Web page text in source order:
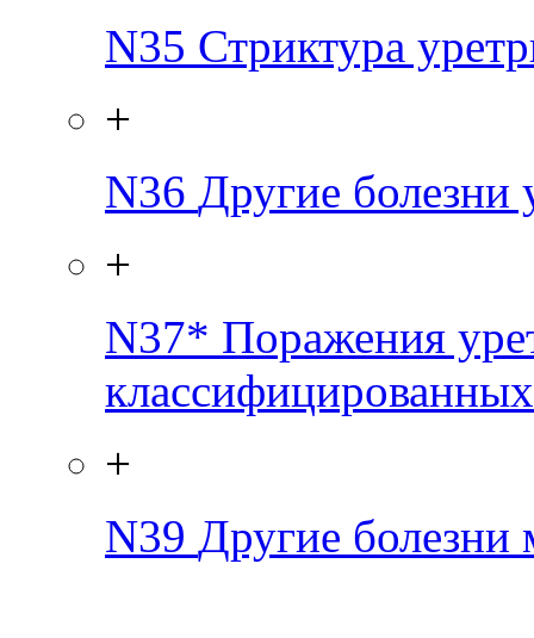
N35 Стриктура
+
N36 Другие болезни
+
N37* Поражения
+
N39 Другие болезни